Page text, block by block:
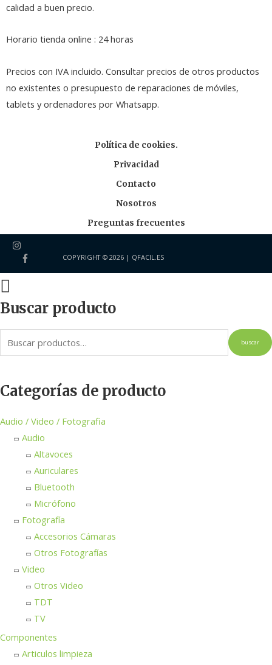
calidad a buen precio.
Horario tienda online : 24 horas
Precios con IVA incluido. Consultar precios de otros productos
no existentes o presupuesto de reparaciones de móviles,
tablets y ordenadores por Whatsapp.
Política de cookies.
Privacidad
Contacto
Nosotros
Preguntas frecuentes
COPYRIGHT © 2026 | QFACIL.ES
Buscar producto
buscar
Categorías de producto
Audio / Video / Fotografia
Audio
Altavoces
Auriculares
Bluetooth
Micrófono
Fotografía
Accesorios Cámaras
Otros Fotografías
Video
Otros Video
TDT
TV
Componentes
Articulos limpieza